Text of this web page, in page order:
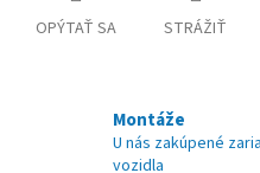
OPÝTAŤ SA STRÁŽIŤ
Montáže
U nás zakúpené
vozidla